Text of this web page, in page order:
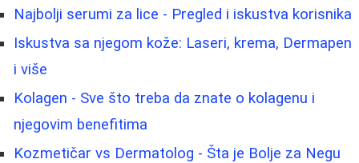
Najbolji serumi za lice - Pregled i iskustva korisnika
Iskustva sa njegom kože: Laseri, krema, Dermapen
i više
Kolagen - Sve što treba da znate o kolagenu i
njegovim benefitima
Kozmetičar vs Dermatolog - Šta je Bolje za Negu